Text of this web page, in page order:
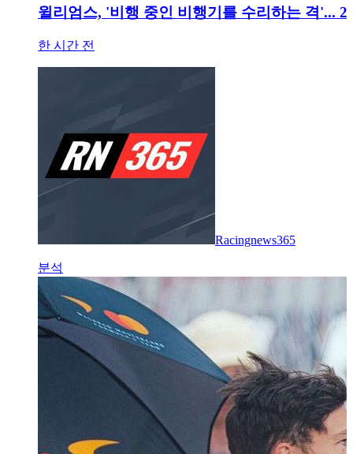
윌리엄스, '비행 중인 비행기를 수리하는 격'...
한 시간 전
Racingnews365
분석